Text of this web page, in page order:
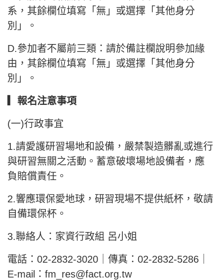
系，其餘欄位填寫「無」或選擇「其他身分
別」。
D.參加者不屬前三類：請於備註欄說明參加緣
由，其餘欄位填寫「無」或選擇「其他身分
別」。
▎報名注意事項
(一)行政事宜
1.請愛護研習場地和設備，嚴禁製造髒亂或進行
與研習無關之活動。蓄意破壞場地設備者，應
負賠償責任。
2.響應環保愛地球，研習現場不提供紙杯，敬請
自備環保杯。
3.聯絡人：家資行政組 呂小姐
電話：02-2832-3020｜傳真：02-2832-5286｜
E-mail：fm_res@fact.org.tw